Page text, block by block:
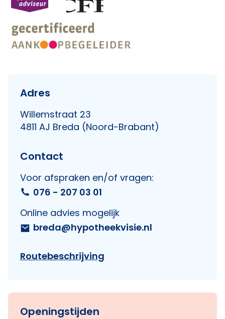
Adres
Willemstraat 23
4811 AJ Breda (Noord-Brabant)
Contact
Voor afspraken en/of vragen:
076 - 207 03 01
Online advies mogelijk
breda@hypotheekvisie.nl
Routebeschrijving
Openingstijden